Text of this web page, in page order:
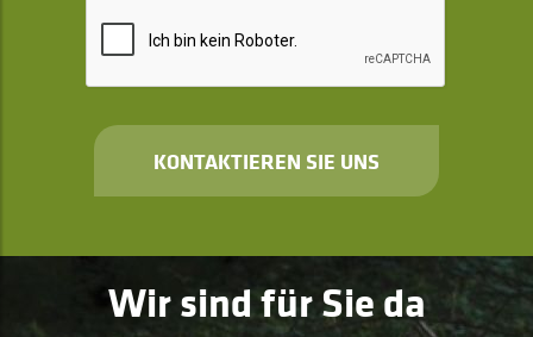
KONTAKTIEREN SIE UNS
Wir sind für Sie da